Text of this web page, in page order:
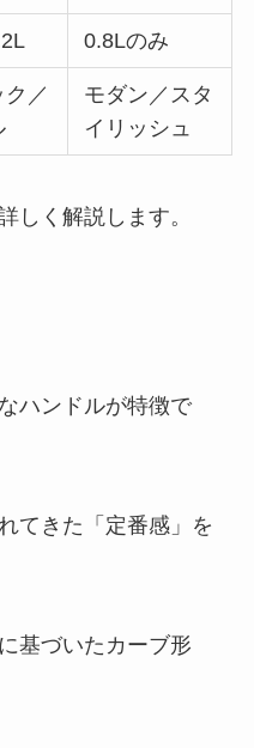
0.8Lのみ
／
モダン／スタ
イリッシュ
しく解説します。
ハンドルが特徴で
てきた「定番感」を
基づいたカーブ形